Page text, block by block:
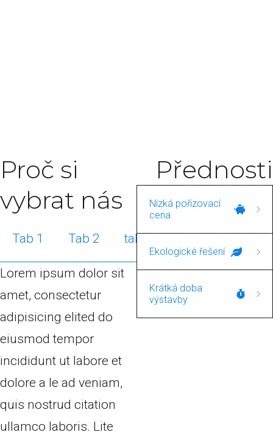
Proč si
vybrat nás
Tab 1 Tab 2 tab 3
Lorem ipsum dolor sit
amet, consectetur
adipisicing elited do
eiusmod tempor
incididunt ut labore et
dolore a le ad veniam,
quis nostrud citation
ullamco laboris. Lite
Přednosti
Nízká pořizovací
cena
Lorem ipsum dolor sit
amet, consectetur
adipisicing elited do
eiusmod tempor
Ekologické řešení
Lorem ipsum dolor sit
amet, consectetur
Krátká doba
výstavby